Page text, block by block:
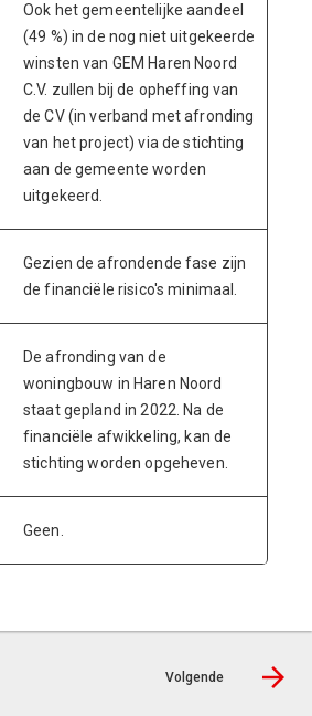
Ook het gemeentelijke aandeel
(49 %) in de nog niet uitgekeerde
winsten van GEM Haren Noord
C.V. zullen bij de opheffing van
de CV (in verband met afronding
van het project) via de stichting
aan de gemeente worden
uitgekeerd.
Gezien de afrondende fase zijn
de financiële risico's minimaal.
De afronding van de
woningbouw in Haren Noord
staat gepland in 2022. Na de
financiële afwikkeling, kan de
stichting worden opgeheven.
Geen.
Volgende